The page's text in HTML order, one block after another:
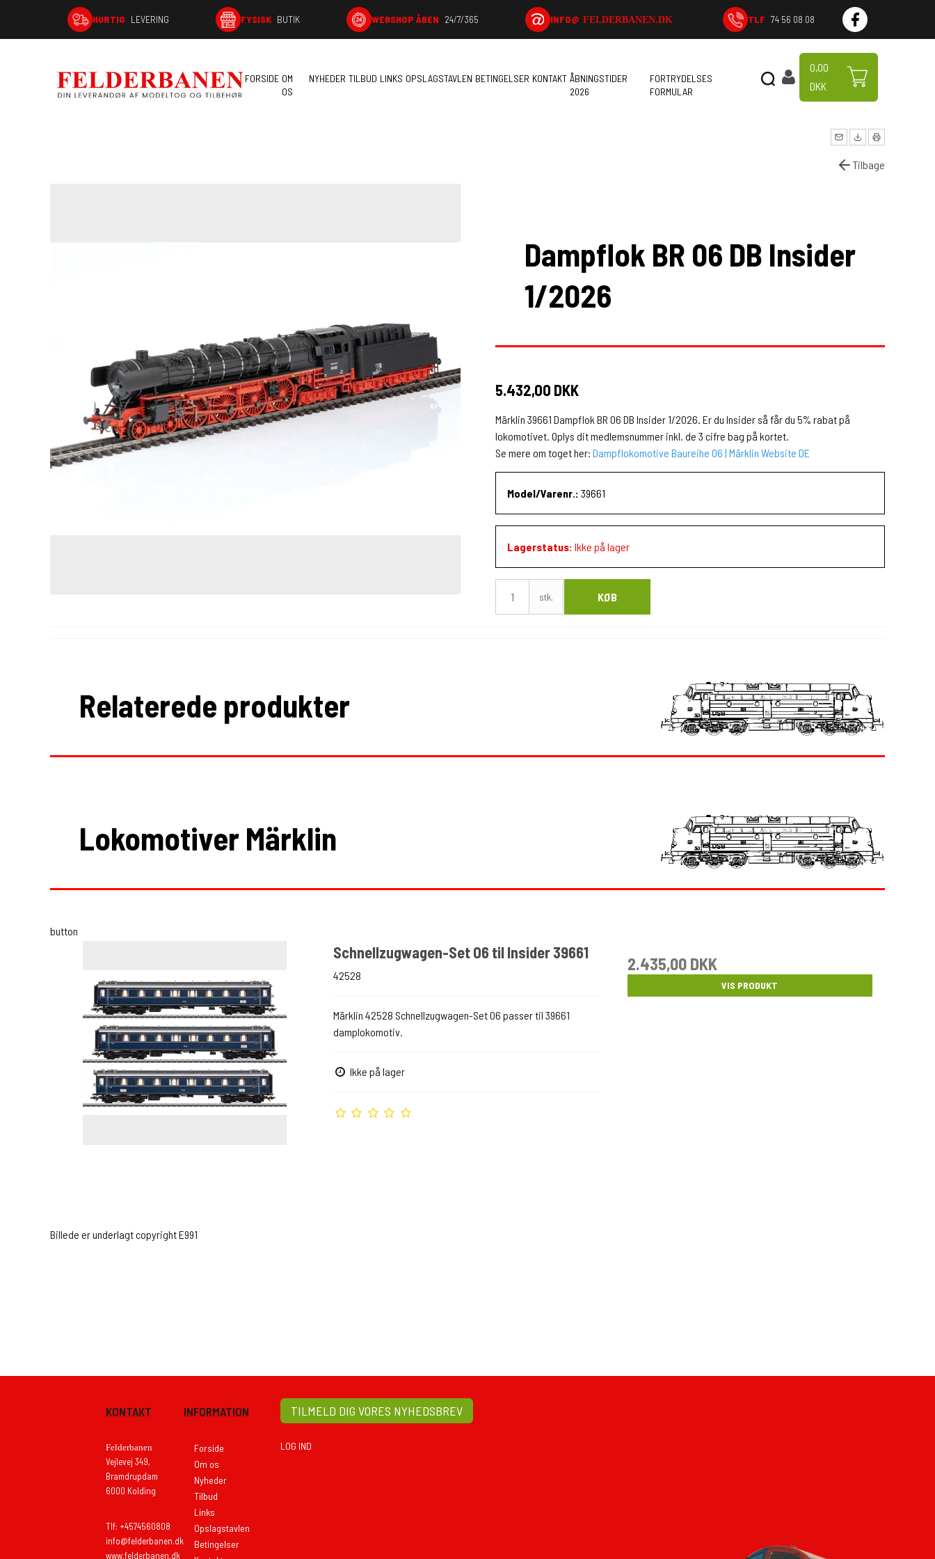
HURTIG LEVERING FYSISK BUTIK WEBSHOP ÅBEN 24/7/365 INFO@ FELDERBANEN.DK TLF 74 56 08 08
FORSIDE OM
OS
NYHEDER TILBUD LINKS OPSLAGSTAVLEN BETINGELSER KONTAKT ÅBNINGSTIDER
2026
FORTRYDELSES
FORMULAR
0,00
DKK
Tilbage
Dampflok BR 06 DB Insider
1/2026
5.432,00 DKK
Märklin 39661 Dampflok BR 06 DB Insider 1/2026. Er du Insider så får du 5% rabat på
lokomotivet. Oplys dit medlemsnummer inkl. de 3 cifre bag på kortet.
Se mere om toget her: Dampflokomotive Baureihe 06 | Märklin Website DE
Model/Varenr.: 39661
Lagerstatus: Ikke på lager
stk. KØB
Relaterede produkter
Lokomotiver Märklin
button
Schnellzugwagen-Set 06 til Insider 39661
42528
Märklin 42528 Schnellzugwagen-Set 06 passer til 39661
damplokomotiv.
Ikke på lager
2.435,00 DKK
VIS PRODUKT
Billede er underlagt copyright E991
KONTAKT
Felderbanen
Vejlevej 349,
Bramdrupdam
6000 Kolding
Tlf: +4574560808
info@felderbanen.dk
www.felderbanen.dk
INFORMATION
Forside
Om os
Nyheder
Tilbud
Links
Opslagstavlen
Betingelser
TILMELD DIG VORES NYHEDSBREV
LOG IND